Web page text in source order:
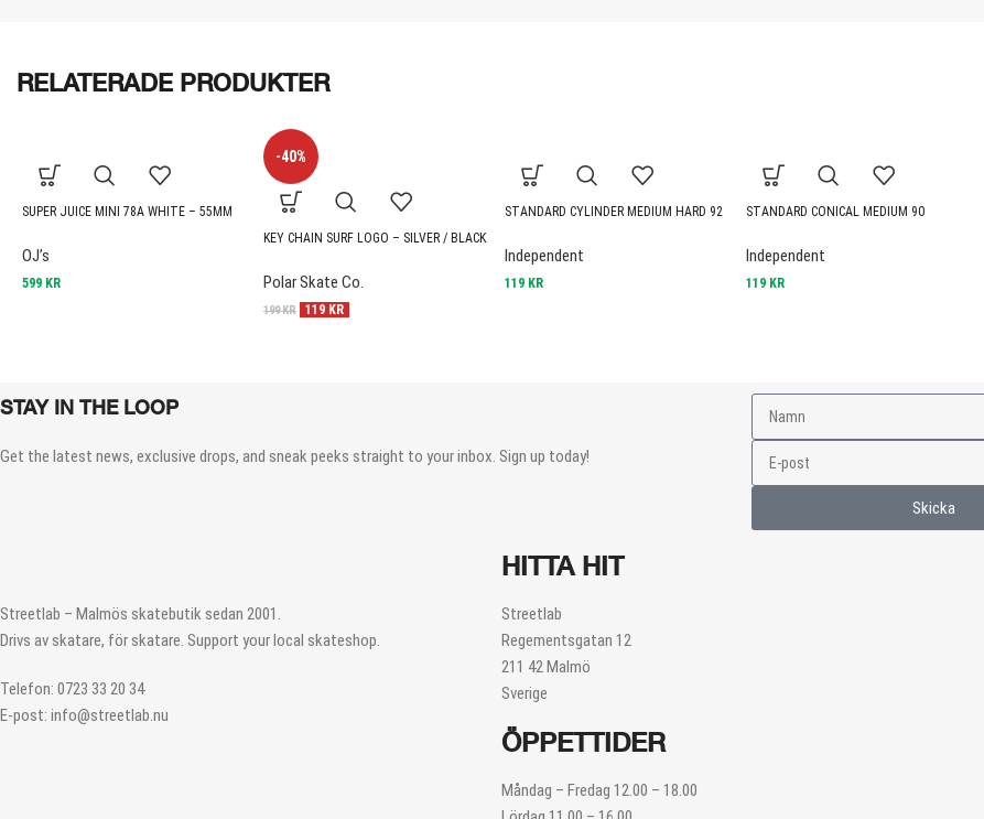
RELATERADE PRODUKTER
SUPER JUICE MINI 78A WHITE – 55MM
OJ’s
599 KR
-40%
KEY CHAIN SURF LOGO – SILVER / BLACK
Polar Skate Co.
199KR 119 KR
STANDARD CYLINDER MEDIUM HARD 92
Independent
119 KR
STANDARD CONICAL MEDIUM 90
Independent
119 KR
STAY IN THE LOOP
Get the latest news, exclusive drops, and sneak peeks straight to your inbox. Sign up today!
Skicka
Streetlab – Malmös skatebutik sedan 2001.
Drivs av skatare, för skatare. Support your local skateshop.
Telefon: 0723 33 20 34
E-post: info@streetlab.nu
HITTA HIT
Streetlab
Regementsgatan 12
211 42 Malmö
Sverige
ÖPPETTIDER
Måndag – Fredag 12.00 – 18.00